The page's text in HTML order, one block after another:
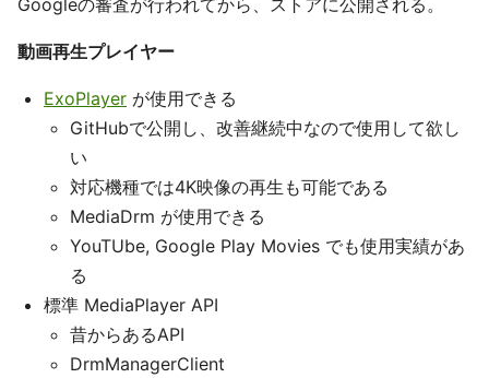
Googleの審査が行われてから、ストアに公開される。
動画再生プレイヤー
ExoPlayer が使用できる
GitHubで公開し、改善継続中なので使用して欲し
い
対応機種では4K映像の再生も可能である
MediaDrm が使用できる
YouTUbe, Google Play Movies でも使用実績があ
る
標準 MediaPlayer API
昔からあるAPI
DrmManagerClient